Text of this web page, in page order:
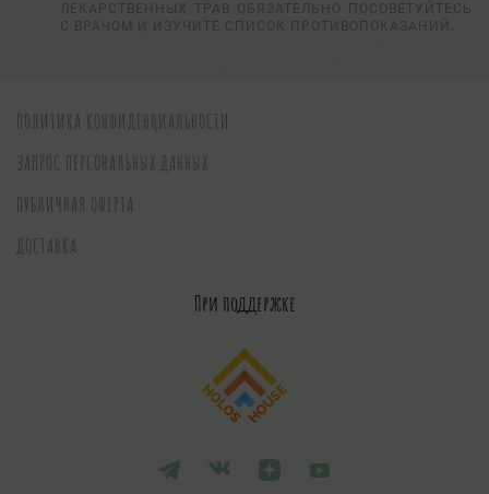
ЛЕКАРСТВЕННЫХ ТРАВ ОБЯЗАТЕЛЬНО ПОСОВЕТУЙТЕСЬ
С ВРАЧОМ И ИЗУЧИТЕ СПИСОК ПРОТИВОПОКАЗАНИЙ.
ПОЛИТИКА КОНФИДЕНЦИАЛЬНОСТИ
ЗАПРОС ПЕРСОНАЛЬНЫХ ДАННЫХ
ПУБЛИЧНАЯ ОФЕРТА
ДОСТАВКА
При поддержке